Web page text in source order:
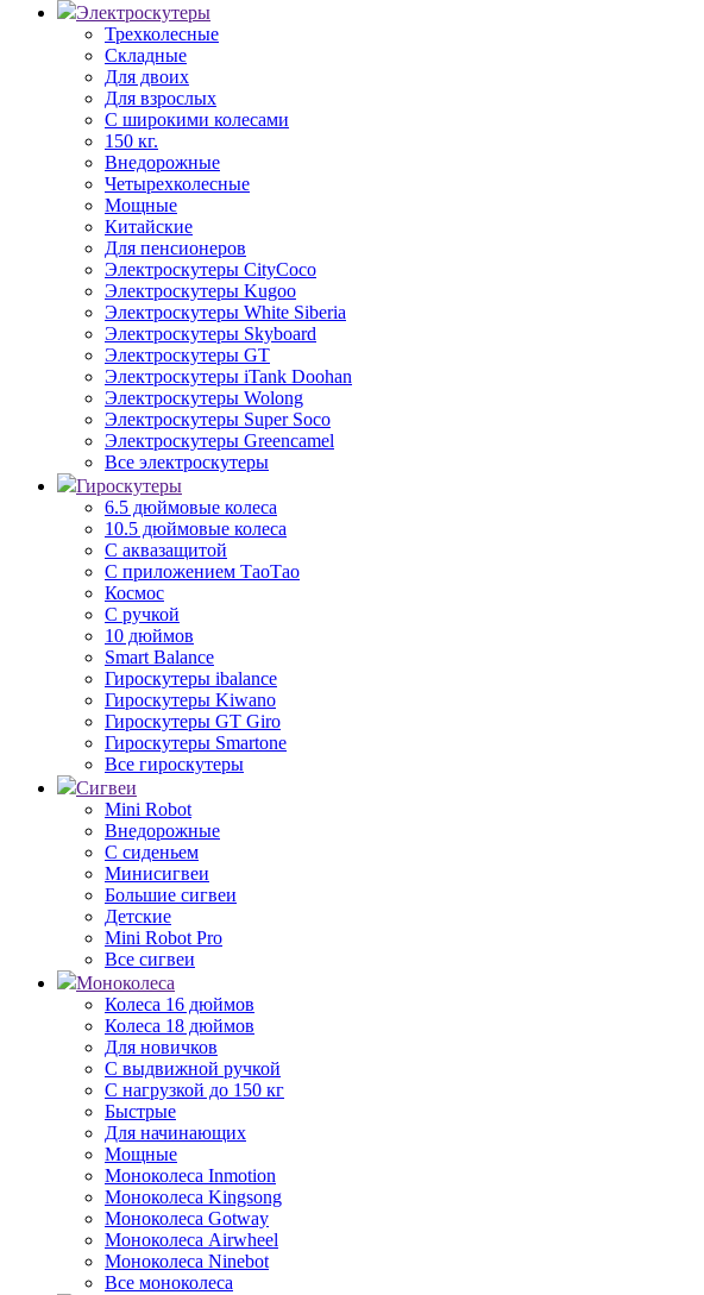
Электроскутеры
Трехколесные
Складные
Для двоих
Для взрослых
С широкими колесами
150 кг.
Внедорожные
Четырехколесные
Мощные
Китайские
Для пенсионеров
Электроскутеры CityCoco
Электроскутеры Kugoo
Электроскутеры White Siberia
Электроскутеры Skyboard
Электроскутеры GT
Электроскутеры iTank Doohan
Электроскутеры Wolong
Электроскутеры Super Soco
Электроскутеры Greencamel
Все электроскутеры
Гироскутеры
6.5 дюймовые колеса
10.5 дюймовые колеса
С аквазащитой
С приложением ТаоТао
Космос
С ручкой
10 дюймов
Smart Balance
Гироскутеры ibalance
Гироскутеры Kiwano
Гироскутеры GT Giro
Гироскутеры Smartone
Все гироскутеры
Сигвеи
Mini Robot
Внедорожные
С сиденьем
Минисигвеи
Большие сигвеи
Детские
Mini Robot Pro
Все сигвеи
Моноколеса
Колеса 16 дюймов
Колеса 18 дюймов
Для новичков
С выдвижной ручкой
С нагрузкой до 150 кг
Быстрые
Для начинающих
Мощные
Моноколеса Inmotion
Моноколеса Kingsong
Моноколеса Gotway
Моноколеса Airwheel
Моноколеса Ninebot
Все моноколеса